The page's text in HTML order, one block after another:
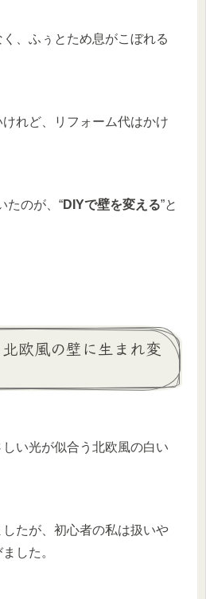
、ふぅとため息がこぼれる
けれど、リフォーム代はかけ
たのが、“DIYで壁を変える”と
欧風の壁に生まれ変
い光が似合う北欧風の白い
たが、初心者の私は扱いや
した。